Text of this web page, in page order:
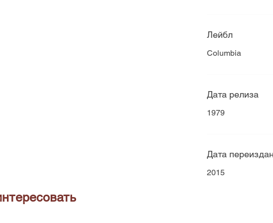
Лейбл
Columbia
Дата релиза
1979
Дата
2015